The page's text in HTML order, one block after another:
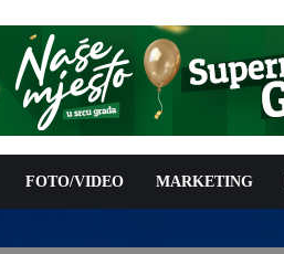
FOTO/VIDEO MARKETING